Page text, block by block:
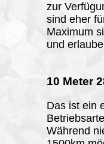
zur
sind eher
Maximum
und
10 Meter
Das ist ein
Während